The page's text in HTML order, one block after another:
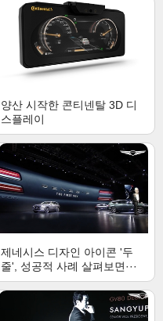
양산 시작한 콘티넨탈 3D 디
스플레이
제네시스 디자인 아이콘 '두
줄', 성공적 사례 살펴보면···